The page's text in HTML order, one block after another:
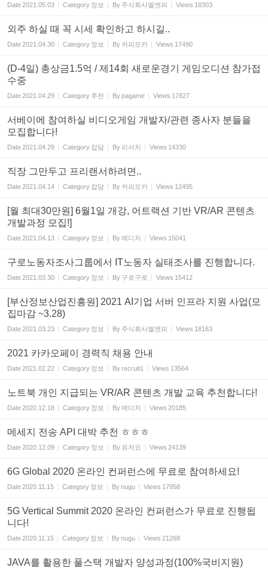
Date2021.05.03 Category 정보 By 주식회사엘엔피 Views 18303
외주 하실 때 꼭 시세 확인하고 하시길..
Date2021.04.30 Category 정보 By 커피모카 Views 17490
(D-4일) 총상금1.5억 / 제14회 새로운경기 게임오디션 참가접
수중
Date2021.04.29 Category 추천 Bypagame Views 17827
서베이에 참여하실 비디오게임 개발자/관련 종사자 분들을
모집합니다!
Date2021.04.29 Category 잡담 By 리서치 Views 14330
직장 그만두고 프리랜서하려면..
Date2021.04.14 Category 잡담 By 커피모카 Views 12495
[월 최대30만원] 6월1일 개강, 어트랙션 기반 VR/AR 콘텐츠
개발과정 모집!]
Date2021.04.13 Category 정보 By메디치 Views 15041
구로노동자조사그룹에서 IT노동자 실태조사를 진행합니다.
Date2021.03.30 Category 정보 By 구로구로 Views 15412
[부산정보산업진흥원] 2021 AI기업 서버 인프라 지원 사업(모
집마감 ~3.28)
Date2021.03.23 Category 정보 By 주식회사엘엔피 Views 18163
2021 카카오페이 경력직 채용 안내
Date2021.02.22 Category 정보 Byrecruit1 Views 13564
노트북 개인 지급되는 VR/AR 콘텐츠 개발 교육 추천합니다!
Date2020.12.18 Category 정보 By메디치 Views 20185
메세지 전송 API 대박 추천 ㅎㅎㅎ
Date2020.12.09 Category 정보 By 유저요 Views 24139
6G Global 2020 온라인 컨퍼런스에 무료로 참여하세요!
Date2020.11.15 Category 정보 Bynugu Views 17958
5G Vertical Summit 2020 온라인 컨퍼런스가 무료로 진행됩
니다!
Date2020.11.15 Category 정보 Bynugu Views 21268
JAVA를 활용한 풀스택 개발자 양성과정(100%국비지원)